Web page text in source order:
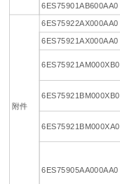
6ES75901AB600AA0
附件
6ES75922AX000AA0
6ES75921AX000AA0
6ES75921AM000XB0
6ES75921BM000XB0
6ES75921BM000XA0
6ES75905AA000AA0